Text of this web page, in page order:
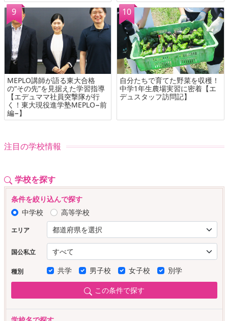
MEPLO講師が語る東大合格
の“その先”を見据えた学習指導
【エデュママ社員突撃隊が行
く！東大現役進学塾MEPLO−前
編−】
自分たちで育てた野菜を収穫！
中学1年生農場実習に密着【エ
デュスタッフ訪問記】
注目の学校情報
学校を探す
条件を絞り込んで探す
中学校
高等学校
エリア
国公私立
種別 共学 男子校 女子校 別学
この条件で探す